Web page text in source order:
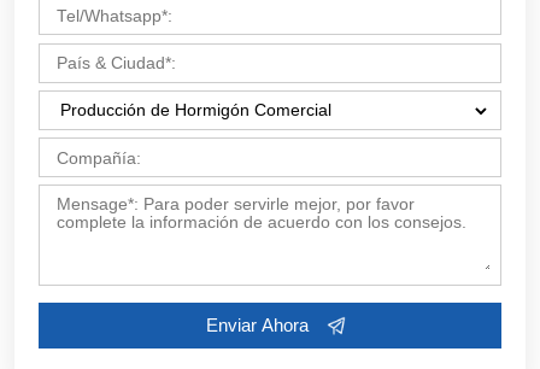
group.com, o complete el formulario a continuación.